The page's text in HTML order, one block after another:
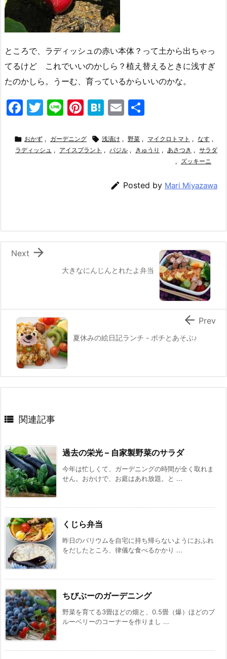
ところで、ラディッシュの赤い本体？って土から出ちゃっ
てるけど これでいいのかしら？植え替えるときに浅すぎ
たのかしら。うーむ、育っているからいいのかな。
F
c
e
T
itt
er
Li
e
Pi
er
e
H
e
n
E
ai
l
 おかず , ガーデニング  浅漬け , 野菜 , マイクロトマト , なす ,
ラディッシュ , アイスプラント , バジル , きゅうり , あさつき , サラダ
,
ズッキーニ
 Posted by Mari Miyazawa
大きなにんじんとれたよ弁当

Next
夏休みの絵日記ランチ - ポチとあそぶ♪
 Prev
 関連記事
過去の栄光 – 自家製野菜のサラダ
今年は忙しくて、ガーデニングの時間が全く取れま
せん。おかけで、お庭はあれ放題。と ...
くじら弁当
昨日のバリウムを自宅に持ち帰らないようにおふれ
をだしたところ、律儀な食べるかかり ...
ちびぶーのガーデニング
野菜を育てる3畳ほどの畑と、0.5畳（爆）ほどのブ
ルーベリーのコーナーを作りまし ...